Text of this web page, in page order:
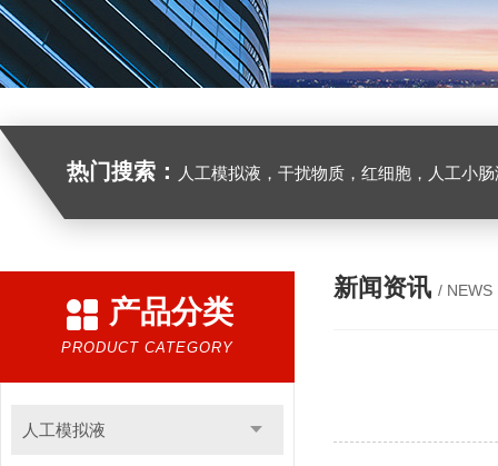
热门搜索： 人工模拟液，干扰物质，红细胞，人工小
产品分类
PRODUCT CATEGORY
人工模拟液
新闻资讯 / NEWS